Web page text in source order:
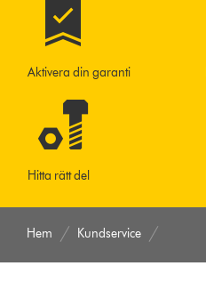
Aktivera din garanti
Hitta rätt del
Hem Kundservice